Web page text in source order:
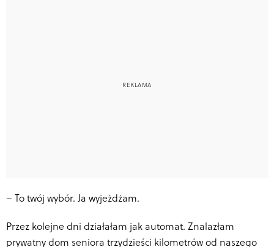
– To twój wybór. Ja wyjeżdżam.
Przez kolejne dni działałam jak automat. Znalazłam
prywatny dom seniora trzydzieści kilometrów od naszego